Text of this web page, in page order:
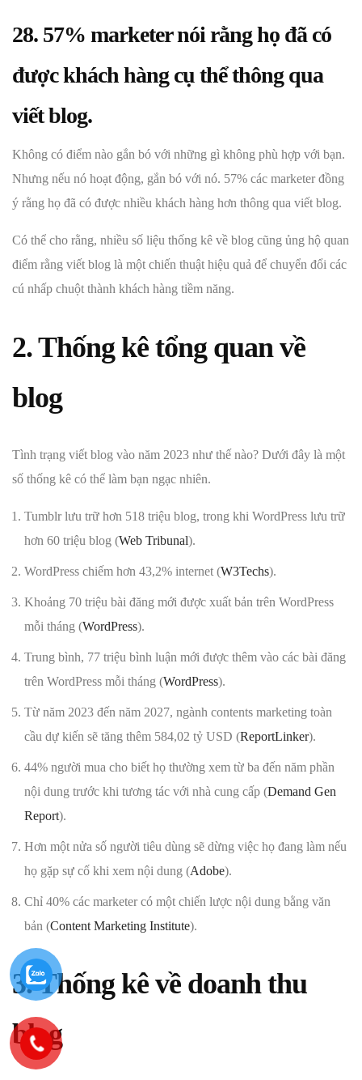
28. 57% marketer nói rằng họ đã có
được khách hàng cụ thể thông qua
viết blog.
Không có điểm nào gắn bó với những gì không phù hợp với bạn.
Nhưng nếu nó hoạt động, gắn bó với nó. 57% các marketer đồng
ý rằng họ đã có được nhiều khách hàng hơn thông qua viết blog.
Có thể cho rằng, nhiều số liệu thống kê về blog cũng ủng hộ quan
điểm rằng viết blog là một chiến thuật hiệu quả để chuyển đổi các
cú nhấp chuột thành khách hàng tiềm năng.
2. Thống kê tổng quan về
blog
Tình trạng viết blog vào năm 2023 như thế nào? Dưới đây là một
số thống kê có thể làm bạn ngạc nhiên.
Tumblr lưu trữ hơn 518 triệu blog, trong khi WordPress lưu trữ
hơn 60 triệu blog (Web Tribunal).
WordPress chiếm hơn 43,2% internet (W3Techs).
Khoảng 70 triệu bài đăng mới được xuất bản trên WordPress
mỗi tháng (WordPress).
Trung bình, 77 triệu bình luận mới được thêm vào các bài đăng
trên WordPress mỗi tháng (WordPress).
Từ năm 2023 đến năm 2027, ngành contents marketing toàn
cầu dự kiến sẽ tăng thêm 584,02 tỷ USD (ReportLinker).
44% người mua cho biết họ thường xem từ ba đến năm phần
nội dung trước khi tương tác với nhà cung cấp (Demand Gen
Report).
Hơn một nửa số người tiêu dùng sẽ dừng việc họ đang làm nếu
họ gặp sự cố khi xem nội dung (Adobe).
Chỉ 40% các marketer có một chiến lược nội dung bằng văn
bản (Content Marketing Institute).
3. Thống kê về doanh thu
blog